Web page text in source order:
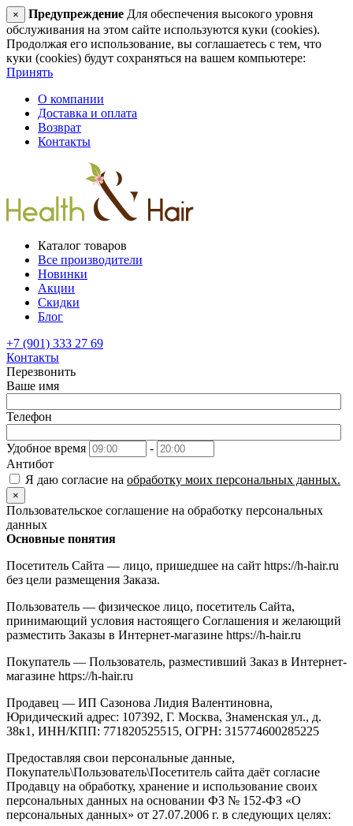
× Предупреждение Для обеспечения высокого уровня
обслуживания на этом сайте используются куки (cookies).
Продолжая его использование, вы соглашаетесь с тем, что
куки (cookies) будут сохраняться на вашем компьютере:
Принять
О компании
Доставка и оплата
Возврат
Контакты
Каталог товаров
Все производители
Новинки
Акции
Скидки
Блог
+7 (901) 333 27 69
Контакты
Перезвонить
Ваше имя
Телефон
Удобное время
-
Антибот
Я даю согласие на обработку моих персональных данных.
×
Пользовательское соглашение на обработку персональных
данных
Основные понятия
Посетитель Сайта — лицо, пришедшее на сайт https://h-hair.ru
без цели размещения Заказа.
Пользователь — физическое лицо, посетитель Сайта,
принимающий условия настоящего Соглашения и желающий
разместить Заказы в Интернет-магазине https://h-hair.ru
Покупатель — Пользователь, разместивший Заказ в Интернет-
магазине https://h-hair.ru
Продавец — ИП Сазонова Лидия Валентиновна,
Юридический адрес: 107392, Г. Москва, Знаменская ул., д.
38к1, ИНН/КПП: 771820525515, ОГРН: 315774600285225
Предоставляя свои персональные данные,
Покупатель\Пользователь\Посетитель сайта даёт согласие
Продавцу на обработку, хранение и использование своих
персональных данных на основании ФЗ № 152-ФЗ «О
персональных данных» от 27.07.2006 г. в следующих целях: